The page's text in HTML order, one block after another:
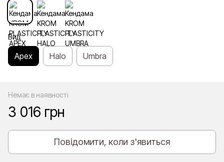
Вид
Apex Halo Umbra
Немає в наявності
3 016 грн
Повідомити, коли з'явиться